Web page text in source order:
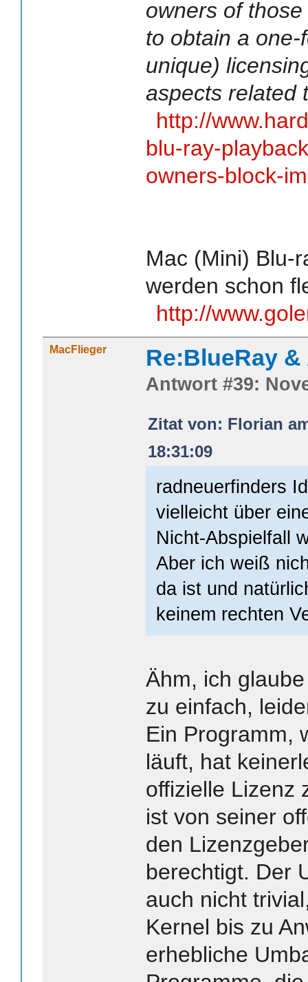
owners of
to obtain a
unique)
aspects related
http://
blu-ray-
owners-block-
Mac (Mini) Blu-
werden schon
http://
MacFlieger Re:BlueRay
Antwort #39:
Zitat von: Florian
18:31:09
radneuerfinders
vielleicht über
Nicht-Abspielfall
Aber ich weiß
da ist und
keinem rechten
Ähm, ich
zu einfach,
Ein Programm,
läuft, hat
offizielle Lizenz
ist von seiner
den
berechtigt. Der
auch nicht
Kernel bis zu
erhebliche